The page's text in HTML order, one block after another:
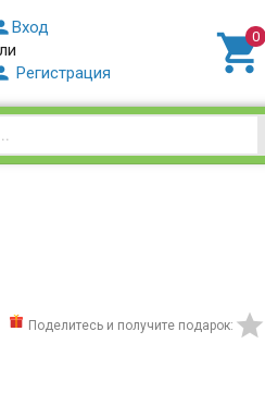
Вход
Регистрация 
Поделитесь и получите подарок: 